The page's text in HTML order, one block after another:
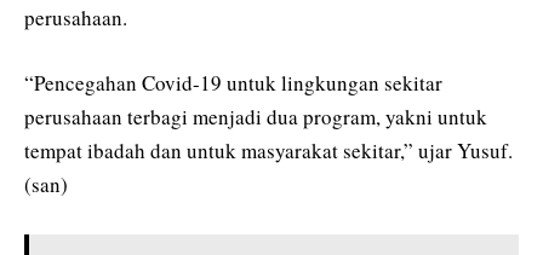
perusahaan.
“Pencegahan Covid-19 untuk lingkungan sekitar
perusahaan terbagi menjadi dua program, yakni untuk
tempat ibadah dan untuk masyarakat sekitar,” ujar Yusuf.
(san)